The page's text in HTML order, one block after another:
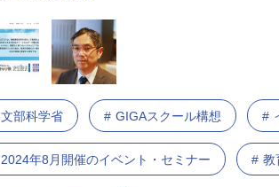
文部科学省 GIGAスクール構想
2024年8月開催のイベント・セミナー 教